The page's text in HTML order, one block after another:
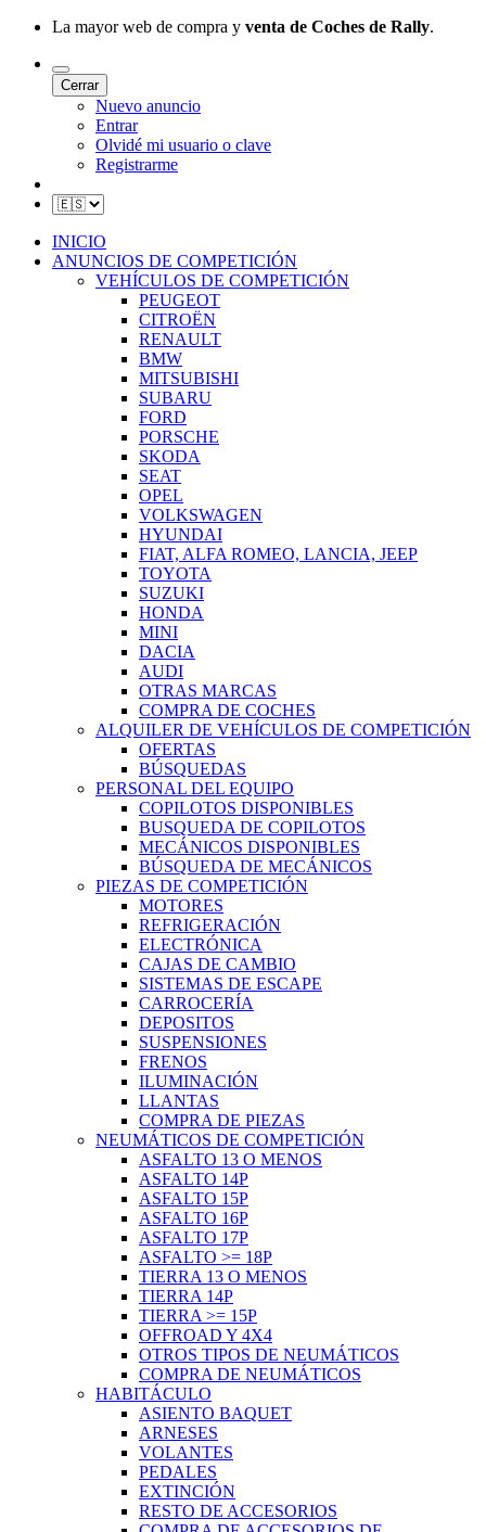
La mayor web de compra y venta de Coches de Rally.
Cerrar
Nuevo anuncio
Entrar
Olvidé mi usuario o clave
Registrarme
INICIO
ANUNCIOS DE COMPETICIÓN
VEHÍCULOS DE COMPETICIÓN
PEUGEOT
CITROËN
RENAULT
BMW
MITSUBISHI
SUBARU
FORD
PORSCHE
SKODA
SEAT
OPEL
VOLKSWAGEN
HYUNDAI
FIAT, ALFA ROMEO, LANCIA, JEEP
TOYOTA
SUZUKI
HONDA
MINI
DACIA
AUDI
OTRAS MARCAS
COMPRA DE COCHES
ALQUILER DE VEHÍCULOS DE COMPETICIÓN
OFERTAS
BÚSQUEDAS
PERSONAL DEL EQUIPO
COPILOTOS DISPONIBLES
BUSQUEDA DE COPILOTOS
MECÁNICOS DISPONIBLES
BÚSQUEDA DE MECÁNICOS
PIEZAS DE COMPETICIÓN
MOTORES
REFRIGERACIÓN
ELECTRÓNICA
CAJAS DE CAMBIO
SISTEMAS DE ESCAPE
CARROCERÍA
DEPOSITOS
SUSPENSIONES
FRENOS
ILUMINACIÓN
LLANTAS
COMPRA DE PIEZAS
NEUMÁTICOS DE COMPETICIÓN
ASFALTO 13 O MENOS
ASFALTO 14P
ASFALTO 15P
ASFALTO 16P
ASFALTO 17P
ASFALTO >= 18P
TIERRA 13 O MENOS
TIERRA 14P
TIERRA >= 15P
OFFROAD Y 4X4
OTROS TIPOS DE NEUMÁTICOS
COMPRA DE NEUMÁTICOS
HABITÁCULO
ASIENTO BAQUET
ARNESES
VOLANTES
PEDALES
EXTINCIÓN
RESTO DE ACCESORIOS